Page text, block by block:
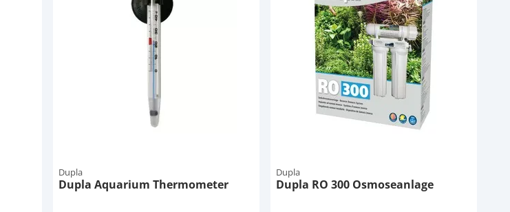
Dupla
Dupla Aquarium Thermometer
Dupla
Dupla RO 300 Osmoseanlage